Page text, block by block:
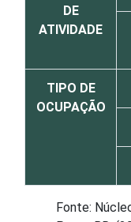
DE
ATIVIDADE
TIPO DE
OCUPAÇÃO
Fonte: